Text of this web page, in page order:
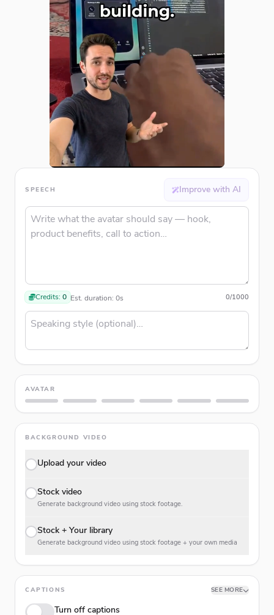
SPEECH Improve with AI
Credits: 0 Est. duration: 0s 0/1000
AVATAR
BACKGROUND VIDEO
Upload your video
Stock video
Generate background video using stock footage.
Stock + Your library
Generate background video using stock footage + your own media
CAPTIONS SEE MORE
Turn off captions